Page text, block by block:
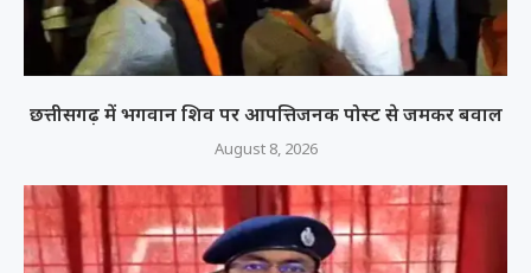
छत्तीसगढ़ में भगवान शिव पर आपत्तिजनक पोस्ट से जमकर बवाल
August 8, 2026